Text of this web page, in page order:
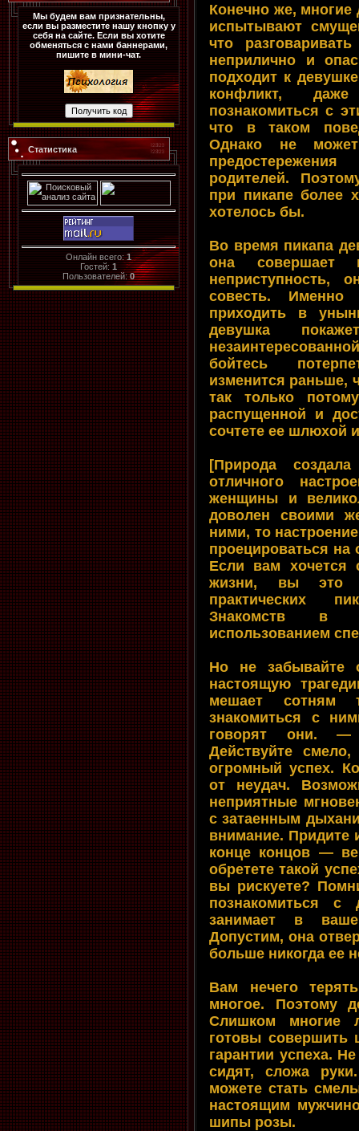
Мы будем вам признательны,
если вы разместите нашу кнопку у
себя на сайте. Если вы хотите
обменяться с нами баннерами,
пишите в мини-чат.
Статистика
Онлайн всего:1
Гостей:1
Пользователей:0
Конечно же, многие
испытывают
что
неприлично и
подходит к
конфликт,
познакомиться с
что в таком
Однако не
родителей.
при пикапе более
хотелось бы.
Во время пикапа
она совершает
неприступность,
совесть.
приходить в
девушка
бойтесь
изменится раньше,
так только
распущенной и
сочтете ее шлюхой
[Природа
отличного
женщины и
доволен своими
ними, то
проецироваться
Если вам хочется
жизни, вы это
практических
Знакомств в
использованием
Но не забывайте
настоящую
мешает сотням
знакомиться с
говорят они. —
Действуйте
огромный успех.
от неудач.
неприятные
с затаенным
внимание. Придите
конце концов —
обретете такой
вы рискуете?
познакомиться
занимает в
Допустим, она
больше никогда ее
Вам нечего
многое. Поэтому
Слишком многие
готовы совершить
гарантии успеха.
сидят, сложа
можете стать
настоящим
шипы розы.